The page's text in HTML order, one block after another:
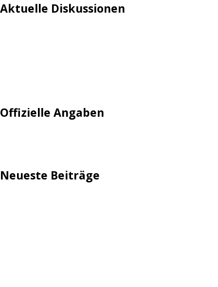
Aktuelle Diskussionen
Offizielle Angaben
Neueste Beiträge